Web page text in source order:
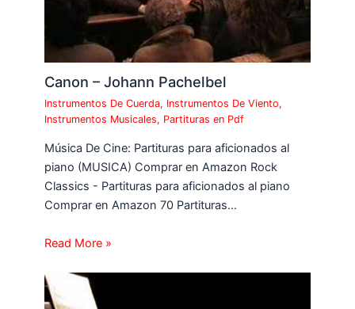
Canon – Johann Pachelbel
Instrumentos De Cuerda, Instrumentos De Viento,
Instrumentos Musicales, Partituras en Pdf
Música De Cine: Partituras para aficionados al
piano (MUSICA) Comprar en Amazon Rock
Classics - Partituras para aficionados al piano
Comprar en Amazon 70 Partituras…
Read More »